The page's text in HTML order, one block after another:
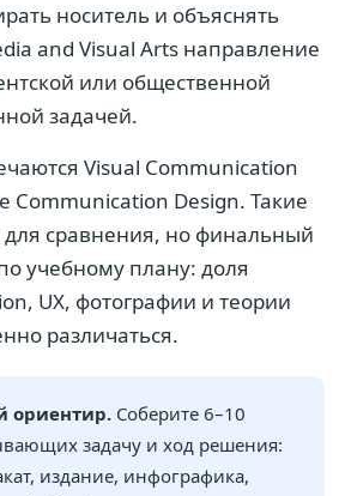
носитель и объяснять
and Visual Arts направление
или общественной
задачей.
Visual Communication
Communication Design. Такие
для сравнения, но финальный
учебному плану: доля
UX, фотографии и теории
различаться.
ориентир. Соберите 6–10
задачу и ход решения:
издание, инфографика,